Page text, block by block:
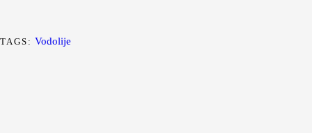
TAGS: Vodolije